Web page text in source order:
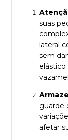
suas
lateral
sem
elástico
guarde
afetar